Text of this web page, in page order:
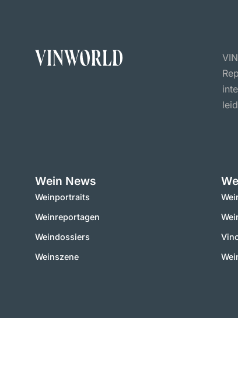
Wein News
Weinportraits
Weinreportagen
Weindossiers
Weinszene